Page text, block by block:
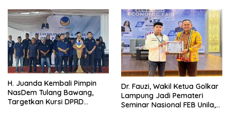
H. Juanda Kembali Pimpin
NasDem Tulang Bawang,
Targetkan Kursi DPRD
Dr. Fauzi, Wakil Ketua Golkar
Lampung Jadi Pemateri
Seminar Nasional FEB Unila,